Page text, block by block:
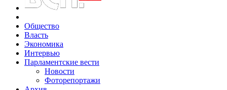
Общество
Власть
Экономика
Интервью
Парламентские вести
Новости
Фоторепортажи